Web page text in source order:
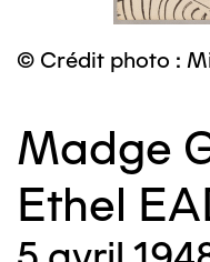
© Crédit photo :
Madge
Ethel